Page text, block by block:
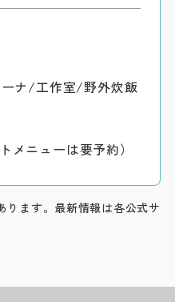
ナ/工作室/野外炊飯
メニューは要予約）
ます。最新情報は各公式サ